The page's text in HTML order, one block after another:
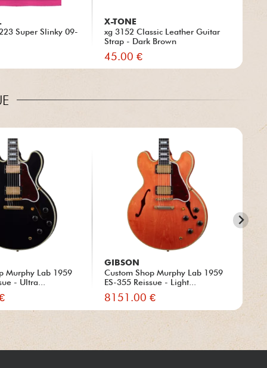
Super Slinky 09-
X-TONE
xg 3152 Classic Leather Guitar
Strap - Dark Brown
45.00 €
Murphy Lab 1959
- Ultra...
GIBSON
Custom Shop Murphy Lab 1959
ES-355 Reissue - Light...
8151.00 €